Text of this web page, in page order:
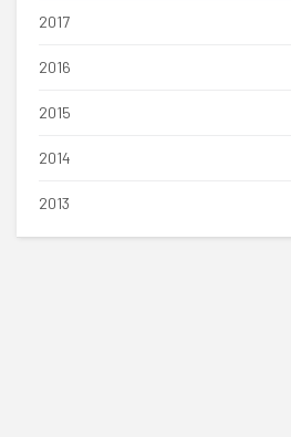
2017
2016
2015
2014
2013